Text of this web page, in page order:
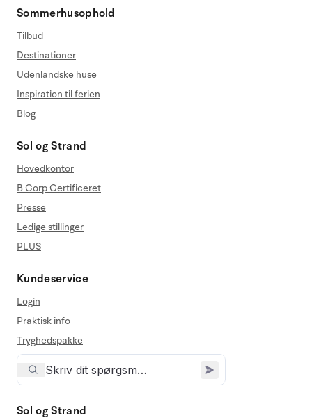
Sommerhusophold
Tilbud
Destinationer
Udenlandske huse
Inspiration til ferien
Blog
Sol og Strand
Hovedkontor
B Corp Certificeret
Presse
Ledige stillinger
PLUS
Kundeservice
Login
Praktisk info
Tryghedspakke
Sol og Strand